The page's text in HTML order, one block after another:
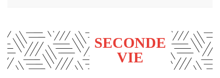
SECONDE
VIE